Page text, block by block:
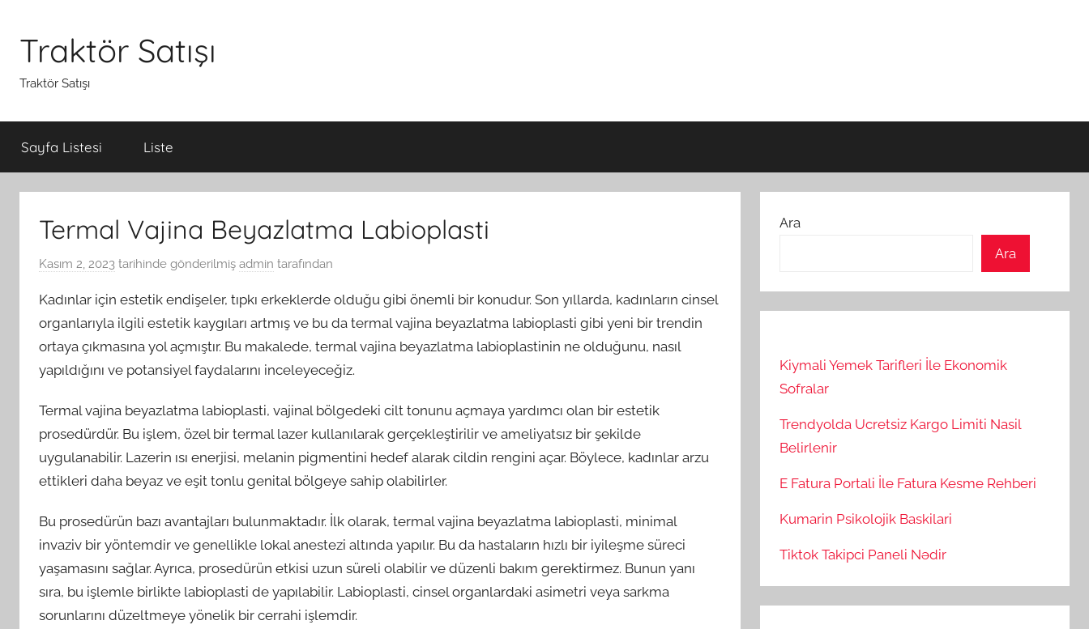
Traktör Satışı
Traktör Satışı
Sayfa Listesi Liste
Termal Vajina Beyazlatma Labioplasti
Kasım 2, 2023 tarihinde gönderilmiş admin tarafından
Kadınlar için estetik endişeler, tıpkı erkeklerde olduğu gibi önemli bir konudur. Son yıllarda, kadınların cinsel
organlarıyla ilgili estetik kaygıları artmış ve bu da termal vajina beyazlatma labioplasti gibi yeni bir trendin
ortaya çıkmasına yol açmıştır. Bu makalede, termal vajina beyazlatma labioplastinin ne olduğunu, nasıl
yapıldığını ve potansiyel faydalarını inceleyeceğiz.
Termal vajina beyazlatma labioplasti, vajinal bölgedeki cilt tonunu açmaya yardımcı olan bir estetik
prosedürdür. Bu işlem, özel bir termal lazer kullanılarak gerçekleştirilir ve ameliyatsız bir şekilde
uygulanabilir. Lazerin ısı enerjisi, melanin pigmentini hedef alarak cildin rengini açar. Böylece, kadınlar arzu
ettikleri daha beyaz ve eşit tonlu genital bölgeye sahip olabilirler.
Bu prosedürün bazı avantajları bulunmaktadır. İlk olarak, termal vajina beyazlatma labioplasti, minimal
invaziv bir yöntemdir ve genellikle lokal anestezi altında yapılır. Bu da hastaların hızlı bir iyileşme süreci
yaşamasını sağlar. Ayrıca, prosedürün etkisi uzun süreli olabilir ve düzenli bakım gerektirmez. Bunun yanı
sıra, bu işlemle birlikte labioplasti de yapılabilir. Labioplasti, cinsel organlardaki asimetri veya sarkma
sorunlarını düzeltmeye yönelik bir cerrahi işlemdir.
Ara
Ara
Kiymali Yemek Tarifleri İle Ekonomik
Sofralar
Trendyolda Ucretsiz Kargo Limiti Nasil
Belirlenir
E Fatura Portali İle Fatura Kesme Rehberi
Kumarin Psikolojik Baskilari
Tiktok Takipci Paneli Nədir